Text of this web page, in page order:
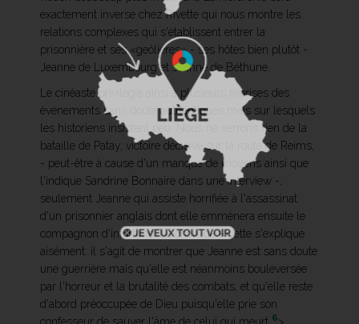
exactement inverse chez Rivette qui nous montre les
relations complexes qui s'établissent entrer la
prisonnière et ses «geôlières» - ses hôtes bien plutôt -
Jeanne de Luxembourg et Jeanne de Béthune.
Le cinéaste privilégie ainsi à plusieurs reprises des
événements sans doute authentiques mais sur lesquels
les historiens insistent peu. Nous ne verrons rien de la
bataille de Patay, victoire décisive sur la route de Reims,
- peut-être à cause d'un manque de moyens ainsi que
l'indique Sandrine Bonnaire dans une interview -,
seulement Jeanne qui assiste horrifiée à l'assassinat
d'un prisonnier anglais dont elle emmènera ensuite le
compagnon d'infortune. Le choix de Rivette s'explique
aisément: il s'agit de montrer que Jeanne est sans doute
une guerrière mais qu'elle est néanmoins bouleversée
par l'horreur et la brutalité des combats, et qu'elle reste
d'abord préoccupée de Dieu puisqu'elle prie son
6